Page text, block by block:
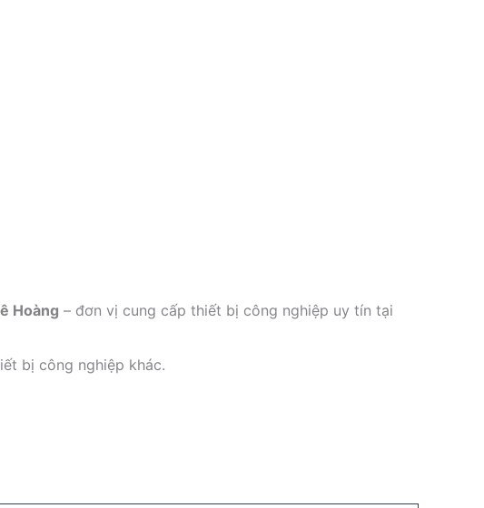
Hoàng – đơn vị cung cấp thiết bị công nghiệp uy tín tại
bị công nghiệp khác.